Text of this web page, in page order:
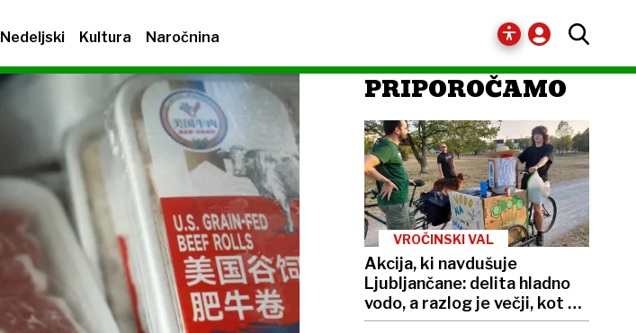
Nedeljski Kultura Naročnina
PRIPOROČAMO
VROČINSKI VAL
Akcija, ki navdušuje
Ljubljančane: delita hladno
vodo, a razlog je večji, kot se
zdi